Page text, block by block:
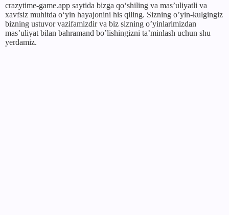
crazytime-game.app saytida bizga qoʻshiling va masʼuliyatli va
xavfsiz muhitda oʻyin hayajonini his qiling. Sizning o’yin-kulgingiz
bizning ustuvor vazifamizdir va biz sizning o’yinlarimizdan
mas’uliyat bilan bahramand bo’lishingizni ta’minlash uchun shu
yerdamiz.